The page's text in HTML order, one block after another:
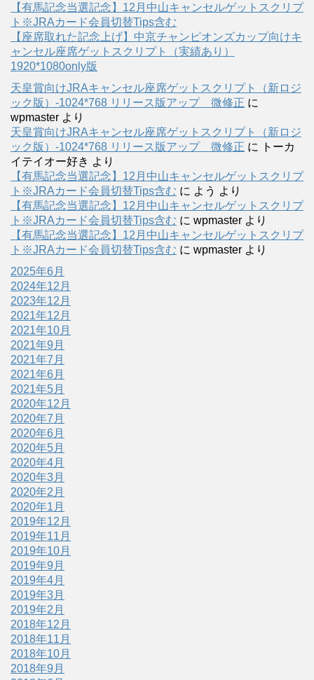
【有馬記念当選記念】12月中山キャンセルゲットスクリプ
ト※JRAカード会員切替Tips含む
【座席取れた記念上げ】中京チャンピオンズカップ向けキ
ャンセル座席ゲットスクリプト（実績あり）
1920*1080only版
天皇賞向けJRAキャンセル座席ゲットスクリプト（新ロジ
ック版）-1024*768 リリース版アップ 微修正 に
wpmaster より
天皇賞向けJRAキャンセル座席ゲットスクリプト（新ロジ
ック版）-1024*768 リリース版アップ 微修正 に
トーカ
イテイオー好き より
【有馬記念当選記念】12月中山キャンセルゲットスクリプ
ト※JRAカード会員切替Tips含む に よう より
【有馬記念当選記念】12月中山キャンセルゲットスクリプ
ト※JRAカード会員切替Tips含む に wpmaster より
【有馬記念当選記念】12月中山キャンセルゲットスクリプ
ト※JRAカード会員切替Tips含む に wpmaster より
2025年6月
2024年12月
2023年12月
2021年12月
2021年10月
2021年9月
2021年7月
2021年6月
2021年5月
2020年12月
2020年7月
2020年6月
2020年5月
2020年4月
2020年3月
2020年2月
2020年1月
2019年12月
2019年11月
2019年10月
2019年9月
2019年4月
2019年3月
2019年2月
2018年12月
2018年11月
2018年10月
2018年9月